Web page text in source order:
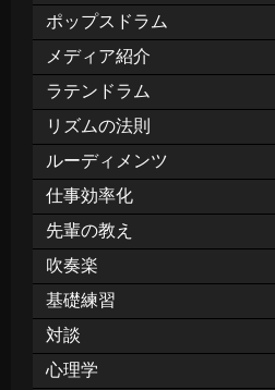
ポップスドラム
メディア紹介
ラテンドラム
リズムの法則
ルーディメンツ
仕事効率化
先輩の教え
吹奏楽
基礎練習
対談
心理学